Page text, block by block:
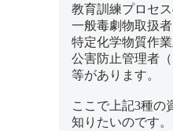
教育訓練プロセ
一般毒劇物取扱者
特定化学物質作
公害防止管理者（
等があります。
ここで上記3種の
知りたいのです。